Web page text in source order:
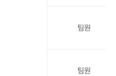
팀원
팀원